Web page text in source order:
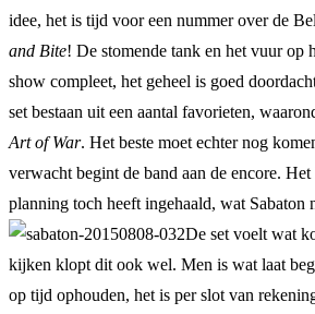
idee, het is tijd voor een nummer over de
and Bite! De stomende tank en het vuur op
show compleet, het geheel is goed
set bestaan uit een aantal favorieten,
Art of War. Het beste moet echter nog
verwacht begint de band aan de encore.
planning toch heeft ingehaald, wat Sabaton
De set voelt wat
kijken klopt dit ook wel. Men is wat laat
op tijd ophouden, het is per slot van